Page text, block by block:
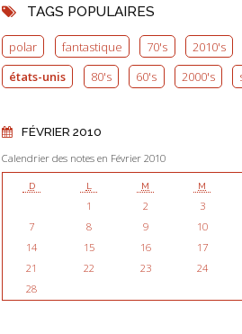
TAGS POPULAIRES
polar fantastique 70's 2010's
états-unis
80's 60's 2000's
FÉVRIER 2010
Calendrier des notes en Février 2010
D L M M
1 2 3
7
8 9 10
14
15 16 17
21
22 23 24
28